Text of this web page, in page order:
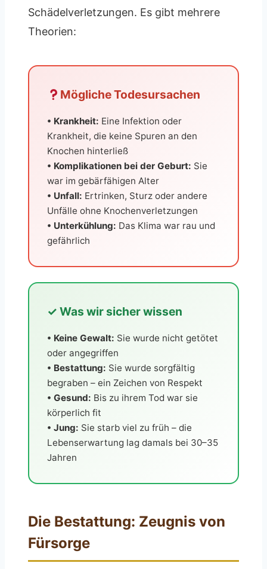
Schädelverletzungen. Es gibt mehrere
Theorien:
Mögliche Todesursachen
• Krankheit: Eine Infektion oder
Krankheit, die keine Spuren an den
Knochen hinterließ
• Komplikationen bei der Geburt: Sie
war im gebärfähigen Alter
• Unfall: Ertrinken, Sturz oder andere
Unfälle ohne Knochenverletzungen
• Unterkühlung: Das Klima war rau und
gefährlich
✓ Was wir sicher wissen
• Keine Gewalt: Sie wurde nicht getötet
oder angegriffen
• Bestattung: Sie wurde sorgfältig
begraben – ein Zeichen von Respekt
• Gesund: Bis zu ihrem Tod war sie
körperlich fit
• Jung: Sie starb viel zu früh – die
Lebenserwartung lag damals bei 30–35
Jahren
Die Bestattung: Zeugnis von
Fürsorge